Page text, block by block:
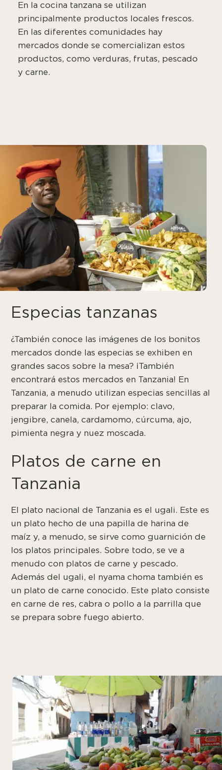
En la cocina tanzana se utilizan
principalmente productos locales frescos.
En las diferentes comunidades hay
mercados donde se comercializan estos
productos, como verduras, frutas, pescado
y carne.
Especias tanzanas
¿También conoce las imágenes de los bonitos
mercados donde las especias se exhiben en
grandes sacos sobre la mesa? ¡También
encontrará estos mercados en Tanzania! En
Tanzania, a menudo utilizan especias sencillas al
preparar la comida. Por ejemplo: clavo,
jengibre, canela, cardamomo, cúrcuma, ajo,
pimienta negra y nuez moscada.
Platos de carne en
Tanzania
El plato nacional de Tanzania es el ugali. Este es
un plato hecho de una papilla de harina de
maíz y, a menudo, se sirve como guarnición de
los platos principales. Sobre todo, se ve a
menudo con platos de carne y pescado.
Además del ugali, el nyama choma también es
un plato de carne conocido. Este plato consiste
en carne de res, cabra o pollo a la parrilla que
se prepara sobre fuego abierto.